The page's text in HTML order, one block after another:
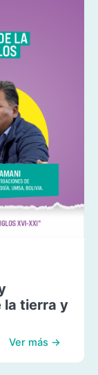
la tierra y
Ver más →